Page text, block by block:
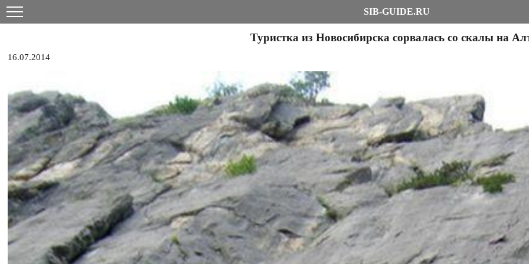
SIB-GUIDE.RU
Туристка из Новосибирска сорвалась со скалы на
16.07.2014